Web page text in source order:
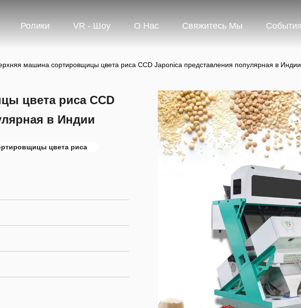
Ролики VR - Шоу О Нас Свяжитесь Мы События
машина сортировщицы цвета риса CCD Japonica представления популярная в Индии
цвета риса CCD
в Индии
цвета риса